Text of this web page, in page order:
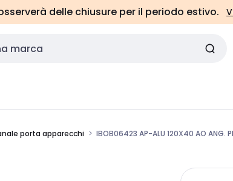
delle chiusure per il periodo estivo.
porta apparecchi IBOB06423 AP-ALU 120X40 AO ANG.